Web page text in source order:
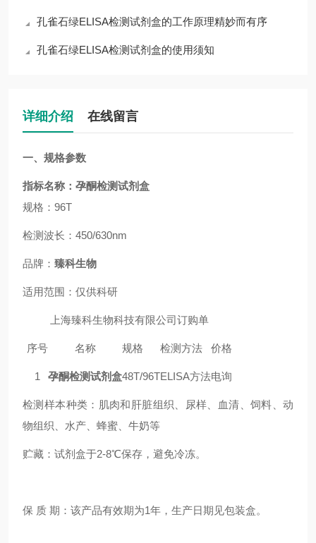
孔雀石绿ELISA检测试剂盒的工作原理精妙而有序
孔雀石绿ELISA检测试剂盒的使用须知
详细介绍 在线留言
一、规格参数
指标名称： 孕酮检测试剂盒
规格：96T
检测波长：450/630nm
品牌： 臻科生物
适用范围：仅供科研
上海臻科生物科技有限公司订购单
序号 名称 规格 检测方法 价格
1 孕酮检测试剂盒48T/96TELISA方法电询
检测样本种类：肌肉和肝脏组织、尿样、血清、饲料
动
物组织
水产 蜂蜜 牛奶等
贮藏：试剂盒于2-8℃保存，避免冷冻。
保 质 期：该产品有效期为1年，生产日期见包装盒。